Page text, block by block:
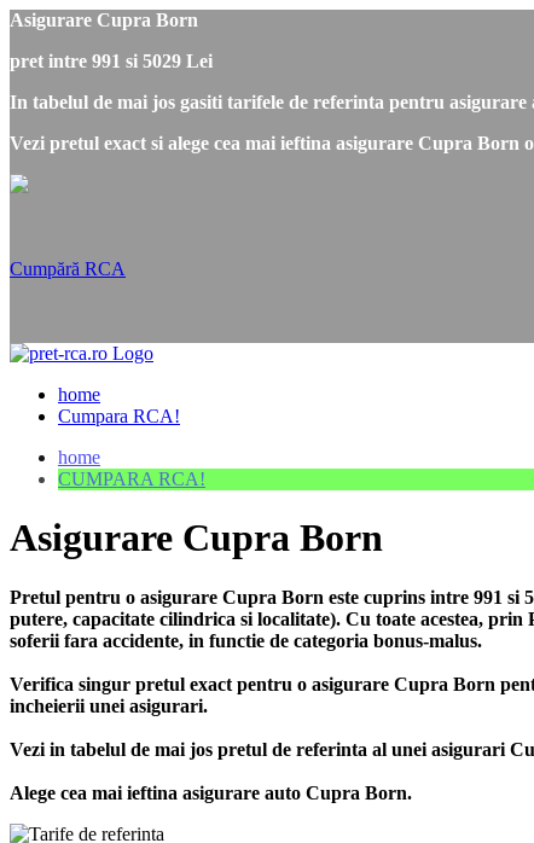
Asigurare Cupra Born
pret intre 991 si 5029 Lei
In tabelul de mai jos gasiti tarifele de referinta pentru
Vezi pretul exact si alege cea mai ieftina asigurare Cupra Born
Cumpără RCA
home
Cumpara RCA!
home
CUMPARA RCA!
Asigurare Cupra Born
Pretul pentru o asigurare Cupra Born este cuprins intre 991
putere, capacitate cilindrica si localitate). Cu toate acestea,
soferii fara accidente, in functie de categoria bonus-malus.
Verifica singur pretul exact pentru o asigurare Cupra Born
incheierii unei asigurari.
Vezi in tabelul de mai jos pretul de referinta al unei asigurari
Alege cea mai ieftina asigurare auto Cupra Born.